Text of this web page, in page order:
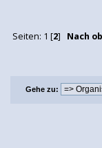
Seiten: 1 [2] Nach
Gehe zu: